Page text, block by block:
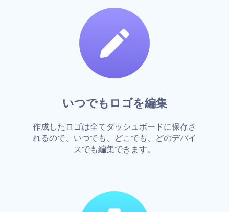
いつでもロゴを編集
作成したロゴは全てダッシュボードに保存さ
れるので、いつでも、どこでも、どのデバイ
スでも編集できます。